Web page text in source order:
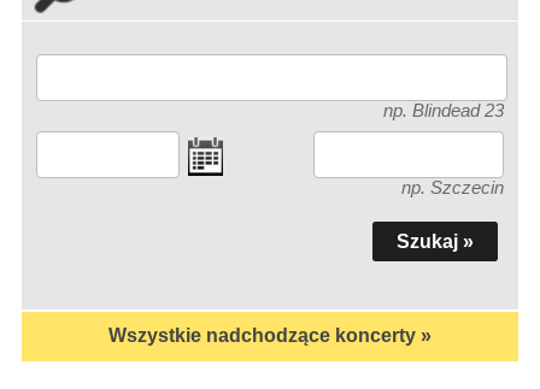
np. Blindead 23
np. Szczecin
Wszystkie nadchodzące koncerty »